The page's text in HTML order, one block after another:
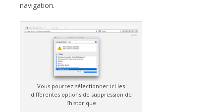
navigation.
Vous pourrez sélectionner ici les
différentes options de suppression de
l’historique